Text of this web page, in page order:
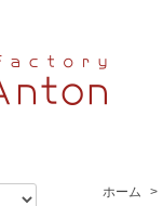
ホーム >